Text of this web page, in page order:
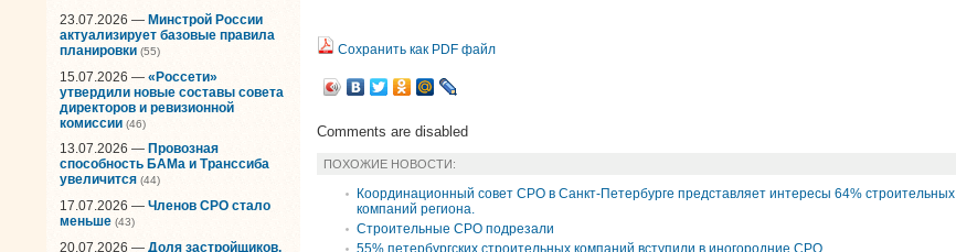
23.07.2026 — Минстрой России
актуализирует базовые правила
планировки (55)
15.07.2026 — «Россети»
утвердили новые составы совета
директоров и ревизионной
комиссии (46)
13.07.2026 — Провозная
способность БАМа и Транссиба
увеличится (44)
17.07.2026 — Членов СРО стало
меньше (43)
20.07.2026 — Доля застройщиков,
Сохранить как PDF файл
Comments are disabled
ПОХОЖИЕ НОВОСТИ:
Координационный совет СРО в Санкт-Петербурге представляет интересы 64% строительных
компаний региона.
Строительные СРО подрезали
55% петербургских строительных компаний вступили в иногородние СРО